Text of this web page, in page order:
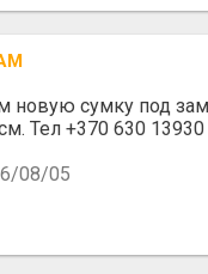
новую сумку под
Тел +370 630 13930
08/05